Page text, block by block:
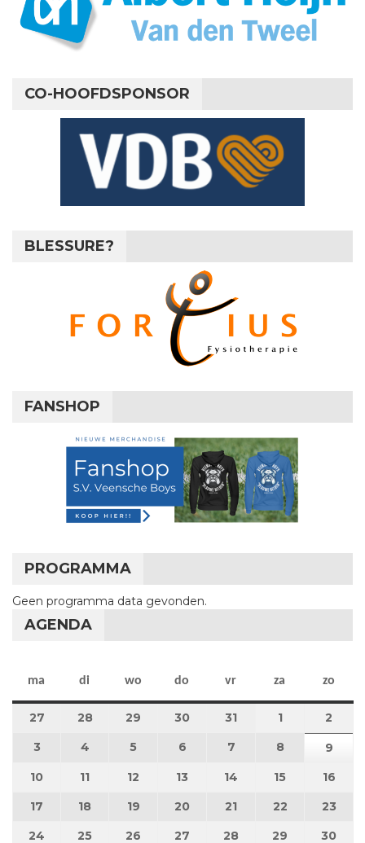
CO-HOOFDSPONSOR
BLESSURE?
FANSHOP
PROGRAMMA
Geen programma data gevonden.
AGENDA
ma maandag
di dinsdag
wo woensdag
do donderdag
vr vrijdag
za zaterdag
zo
27 27 juli 2026
28 28 juli 2026
29 29 juli 2026
30 30 juli 2026
31 31 juli 2026
11 augustus
2
3 3 augustus 2026
4 4 augustus 2026
5 5 augustus 2026
6 6 augustus 2026
7 7 augustus 2026
8 8 augustus
9
10 10 augustus 2026
11 11 augustus 2026
12 12 augustus 2026
13 13 augustus 2026
14 14 augustus 2026
15 15 16
17 17 augustus 2026
18 18 augustus 2026
19 19 augustus 2026
20 20 augustus 2026
21 21 augustus 2026
22 22 23
24 24 augustus 2026
25 25 augustus 2026
26 26 augustus 2026
27 27 augustus 2026
28 28 augustus 2026
29 29 30